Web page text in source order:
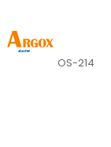
OS-214